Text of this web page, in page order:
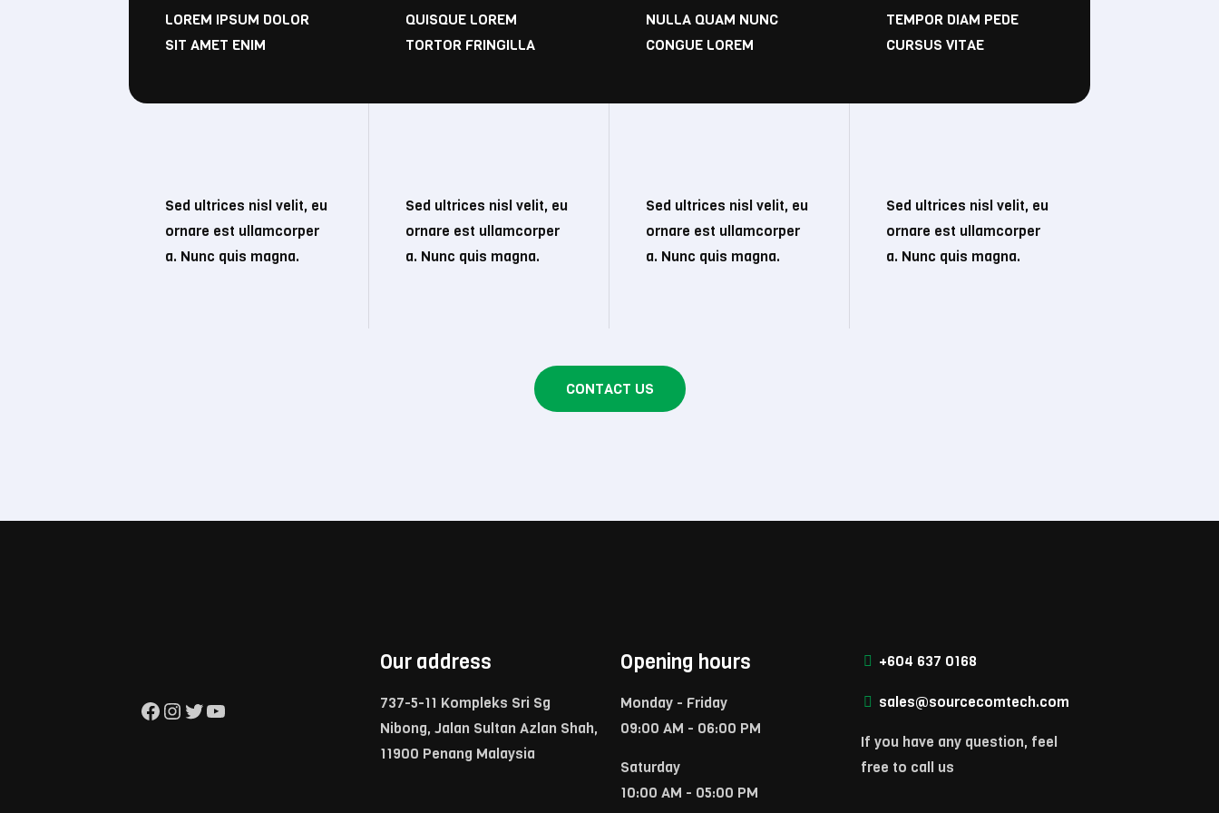
LOREM IPSUM DOLOR
SIT AMET ENIM
Sed ultrices nisl velit, eu
ornare est ullamcorper
a. Nunc quis magna.
QUISQUE LOREM
TORTOR FRINGILLA
Sed ultrices nisl velit, eu
ornare est ullamcorper
a. Nunc quis magna.
NULLA QUAM NUNC
CONGUE LOREM
Sed ultrices nisl velit, eu
ornare est ullamcorper
a. Nunc quis magna.
TEMPOR DIAM PEDE
CURSUS VITAE
Sed ultrices nisl velit, eu
ornare est ullamcorper
a. Nunc quis magna.
CONTACT US
Facebook
Instagram
Twitter
YouTube
Our address
737-5-11 Kompleks Sri Sg
Nibong, Jalan Sultan Azlan Shah,
11900 Penang Malaysia
Opening hours
Monday - Friday
09:00 AM - 06:00 PM
Saturday
10:00 AM - 05:00 PM
+604 637 0168
sales@sourcecomtech.com
If you have any question, feel
free to call us